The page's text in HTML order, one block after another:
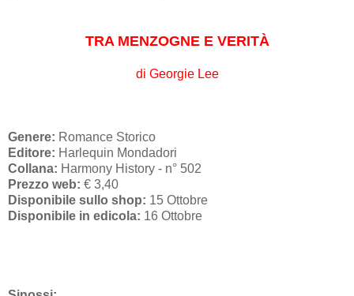
TRA MENZOGNE E VERITÀ
di Georgie Lee
Genere: Romance Storico
Editore: Harlequin Mondadori
Collana: Harmony History - n° 502
Prezzo web: € 3,40
Disponibile sullo shop: 15 Ottobre
Disponibile in edicola: 16 Ottobre